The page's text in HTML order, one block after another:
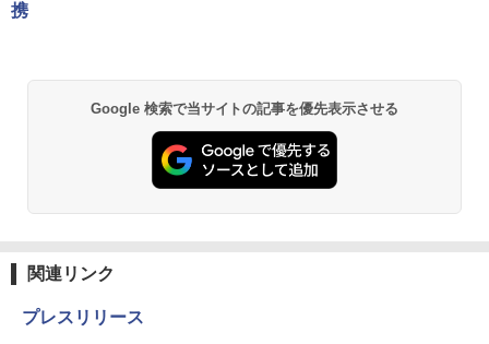
携
Google 検索で当サイトの記事を優先表示させる
関連リンク
プレスリリース